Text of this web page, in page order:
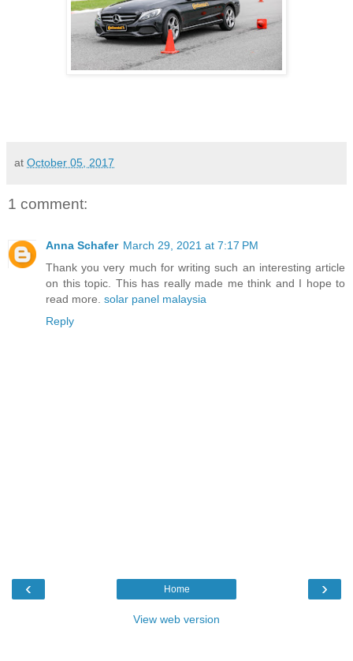
at October 05, 2017
1 comment:
Anna Schafer March 29, 2021 at 7:17 PM
Thank you very much for writing such an interesting article
on this topic. This has really made me think and I hope to
read more. solar panel malaysia
Reply
‹ ›
Home
View web version